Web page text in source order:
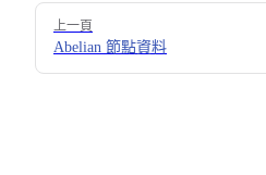
Pager
上一頁
Abelian 節點資料